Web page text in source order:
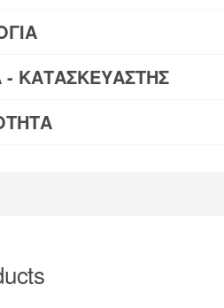
ΚΑΤΑΣΚΕΥΑΣΤΗΣ